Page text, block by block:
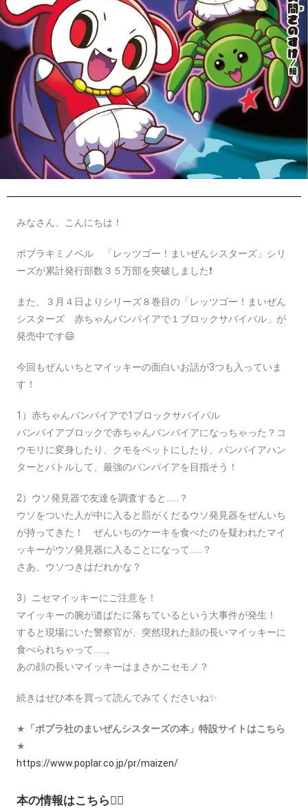
みなさん、こんにちは！
ポプラキミノベル 「レッツゴー！まいぜんシスターズ」シリ
ーズが累計発行部数３５万部を突破しました❗
また、３月４日よりシリーズ８巻目の「レッツゴー！まいぜん
シスターズ 赤ちゃんバンパイアで１ブロックサバイバル」が
発売中です😄
今回もぜんいちとマイッキーの面白いお話が3つも入っていま
す！
1）赤ちゃんバンバイアで1ブロックサバイバル
バンパイアブロックで赤ちゃんバンバイアになっちゃった？コ
ウモリに変身したり、クモをペットにしたり、バンパイアハン
ターとバトルして、最強のバンパイアを目指そう！
2）ウソ発見器で友達を調査すると……？
ウソをついた人が中に入ると罰がくだるウソ発見器をぜんいち
が持ってきた！ ぜんいちのケーキを食べたのを疑われたマイ
ッキーがウソ発見器に入ることになって……？
さあ、ウソつきはだれかな？
3）ニセマイッキーにご注意を！
マイッキーの腕が道ばたに落ちているという大事件が発生！
すると現場にいた警察官が、突然現れた顔の長いマイッキーに
食べられちゃって……。
あの顔の長いマイッキーはまさかニセモノ？
続きはぜひ本を買って読んでみてくださいね✨
★
「ポプラ社のまいぜんシスターズの本」特設サイトはこちら
★
https://www.poplar.co.jp/pr/maizen/
本の情報はこちら👇🏻